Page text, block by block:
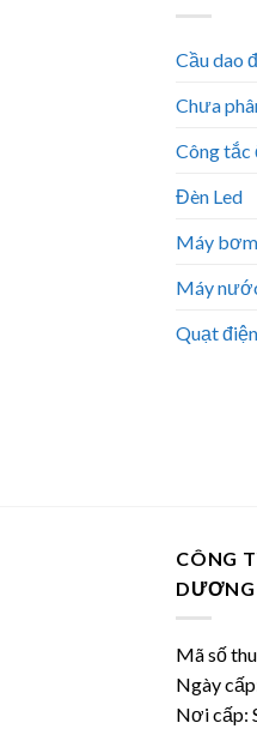
Cầu dao
Chưa
Công tắc
Đèn Led
Máy
Máy
Quạt điện
CÔNG
Mã số
Ngày
Nơi cấp: